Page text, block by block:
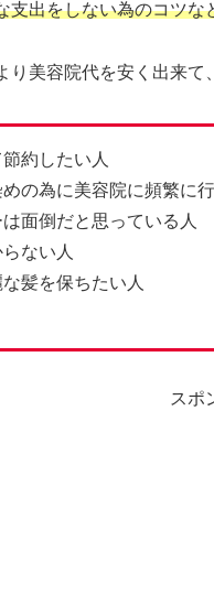
支出をしない為のコツ
り美容院代を安く出来て
約したい人
の為に美容院に頻繁に
面倒だと思っている人
ない人
髪を保ちたい人
スポ